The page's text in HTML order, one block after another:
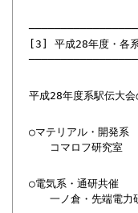
[3] 平成28年度・各
平成28年度系駅伝大会
○マテリアル・開発系
コマロフ研究室 （
○電気系・通研共催
一ノ倉・先端電力